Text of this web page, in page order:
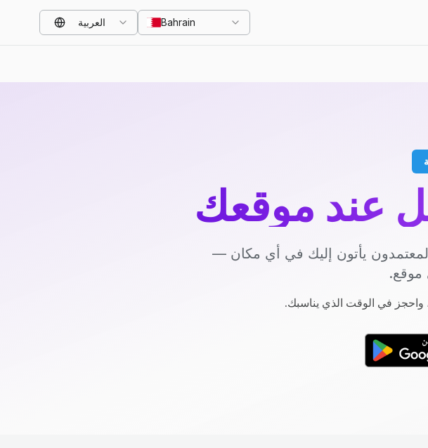
Bahrain العربية
عند موقعك
يأتون إليك في أي مكان —
موقع.
واحجز في الوقت الذي يناسبك.